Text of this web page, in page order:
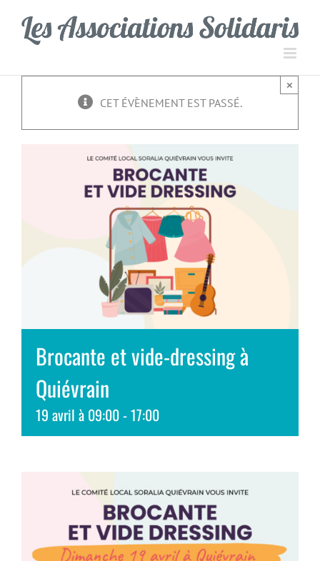
contenu
CET ÉVÈNEMENT EST PASSÉ.
×
Brocante et vide-dressing à
Quiévrain
19 avril à 09:00-17:00